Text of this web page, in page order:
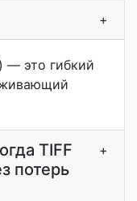
+
— это гибкий
TIFF
потерь
+